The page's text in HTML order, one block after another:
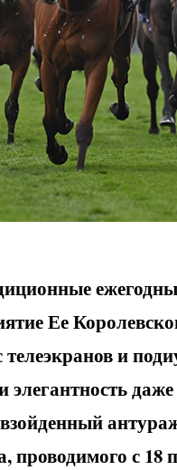
Ее
и
элегантность
проводимого с 18